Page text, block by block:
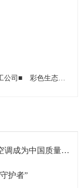
公司■ 彩色生态透水混凝土艺术地坪优质施工，就找济南赛瑞建材
心“绿色产品首批获证企业”
护者”